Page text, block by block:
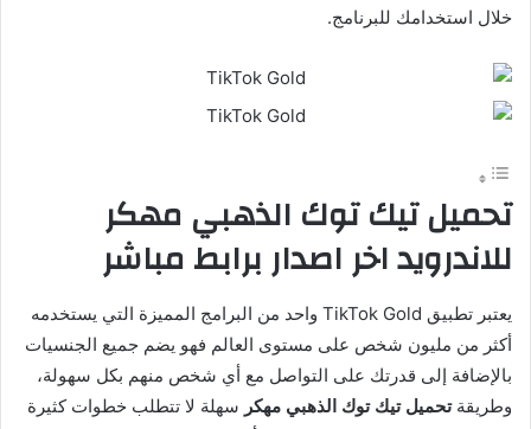
خلال استخدامك للبرنامج.
تحميلتيكتوك الذهبي مهكر
للاندرويداخر اصدار برابط مباشر
يعتبر تطبيق TikTok Gold واحد من البرامج المميزة التي يستخدمه
أكثر من مليون شخص على مستوى العالم فهو يضم جميع الجنسيات
بالإضافة إلى قدرتك على التواصل مع أي شخص منهم بكل سهولة،
وطريقةتحميل تيك توك الذهبي مهكر سهلة لا تتطلب خطوات كثيرة